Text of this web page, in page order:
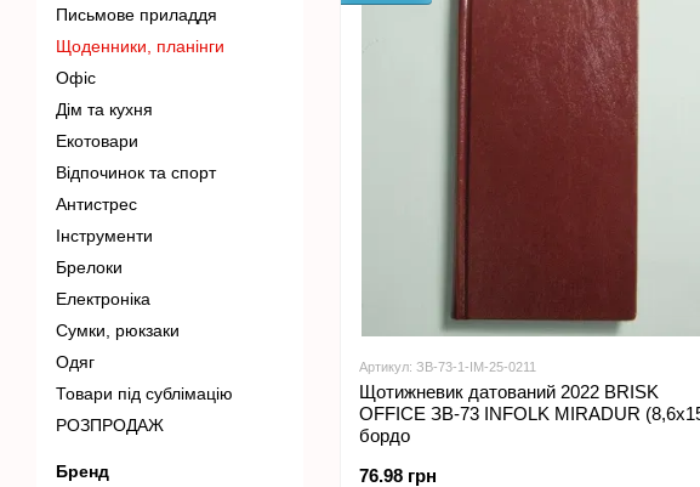
Артикул: ЗВ-73-1-IM-25-0211
Щотижневик датований 2022 BRISK
OFFICE ЗВ-73 INFOLK MIRADUR
бордо
76.98 грн
Письмове приладдя
Щоденники, планінги
Офіс
Дім та кухня
Екотовари
Відпочинок та спорт
Антистрес
Інструменти
Брелоки
Електроніка
Сумки, рюкзаки
Одяг
Товари під сублімацію
РОЗПРОДАЖ
Бренд